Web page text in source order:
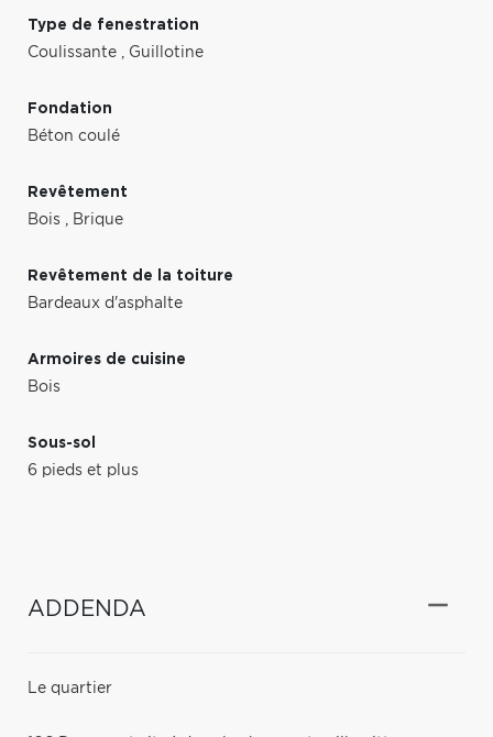
Type de fenestration
Coulissante , Guillotine
Fondation
Béton coulé
Revêtement
Bois , Brique
Revêtement de la toiture
Bardeaux d'asphalte
Armoires de cuisine
Bois
Sous-sol
6 pieds et plus
ADDENDA
Le quartier